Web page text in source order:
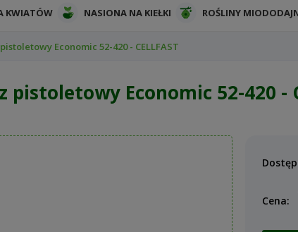
KWIATÓW NASIONA NA KIEŁKI ROŚLINY
Economic 52-420 - CELLFAST
pistoletowy Economic 52-420 -
Cena: